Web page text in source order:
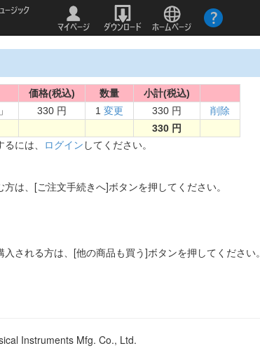
価格(税込) 数量
小計(税込)
330 円 1 変更 330 円
削除
330 円
には、 ログイン してください。
は、[ご注文手続きへ]ボタンを押してください。
される方は、[他の商品も買う]ボタンを押してください。
Instruments Mfg. Co., Ltd.